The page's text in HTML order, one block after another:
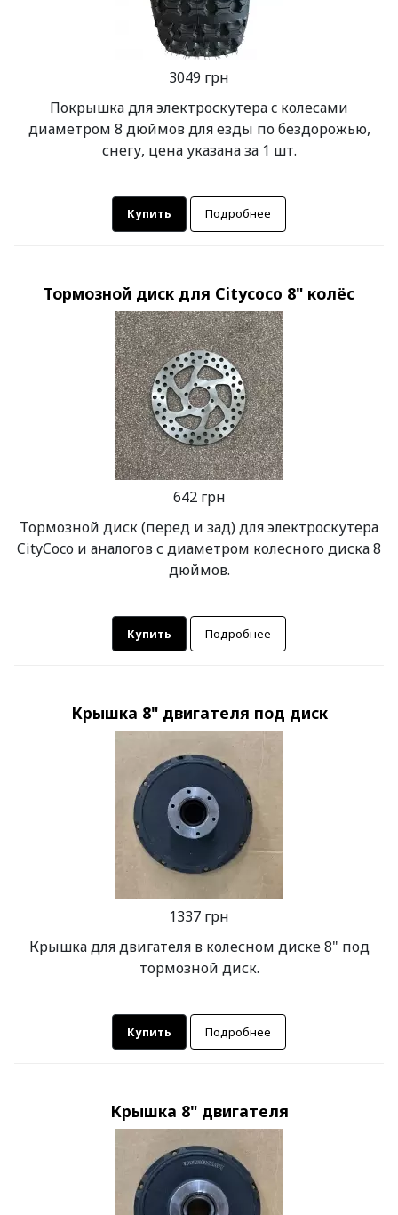
3049 грн
Покрышка для электроскутера c колесами
диаметром 8 дюймов для езды по бездорожью,
снегу, цена указана за 1 шт.
Купить Подробнее
Тормозной диск для Citycoco 8" колёс
642 грн
Тормозной диск (перед и зад) для электроскутера
CityCoco и аналогов с диаметром колесного диска 8
дюймов.
Купить Подробнее
Крышка 8" двигателя под диск
1337 грн
Крышка для двигателя в колесном диске 8" под
тормозной диск.
Купить Подробнее
Крышка 8" двигателя